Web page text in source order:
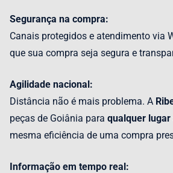
Segurança na compra:
Canais protegidos e atendimento via
que sua compra seja segura e
Agilidade nacional:
Distância não é mais problema. A
peças de Goiânia para qualquer lugar
mesma eficiência de uma compra
Informação em tempo real: